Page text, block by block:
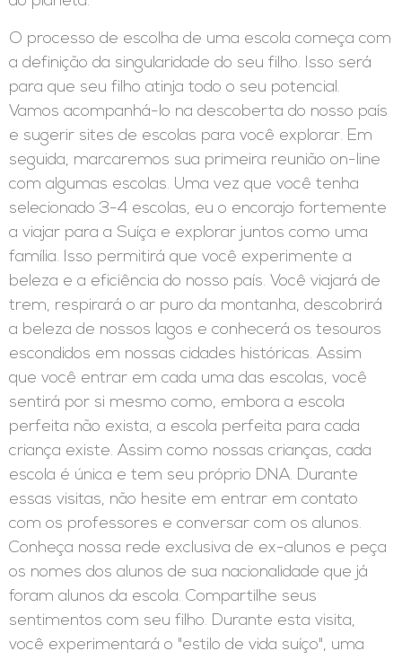
O processo de escolha de uma escola começa com
a definição da singularidade do seu filho. Isso será
para que seu filho atinja todo o seu potencial.
Vamos acompanhá-lo na descoberta do nosso país
e sugerir sites de escolas para você explorar. Em
seguida, marcaremos sua primeira reunião on-line
com algumas escolas. Uma vez que você tenha
selecionado 3-4 escolas, eu o encorajo fortemente
a viajar para a Suíça e explorar juntos como uma
família. Isso permitirá que você experimente a
beleza e a eficiência do nosso país. Você viajará de
trem, respirará o ar puro da montanha, descobrirá
a beleza de nossos lagos e conhecerá os tesouros
escondidos em nossas cidades históricas. Assim
que você entrar em cada uma das escolas, você
sentirá por si mesmo como, embora a escola
perfeita não exista, a escola perfeita para cada
criança existe. Assim como nossas crianças, cada
escola é única e tem seu próprio DNA. Durante
essas visitas, não hesite em entrar em contato
com os professores e conversar com os alunos.
Conheça nossa rede exclusiva de ex-alunos e peça
os nomes dos alunos de sua nacionalidade que já
foram alunos da escola. Compartilhe seus
sentimentos com seu filho. Durante esta visita,
você experimentará o "estilo de vida suíço", uma